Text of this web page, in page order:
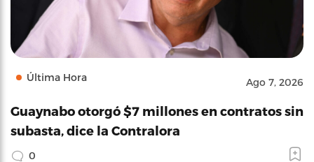
Última Hora Ago 7, 2026
Guaynabo otorgó $7 millones en contratos sin
subasta, dice la Contralora
0